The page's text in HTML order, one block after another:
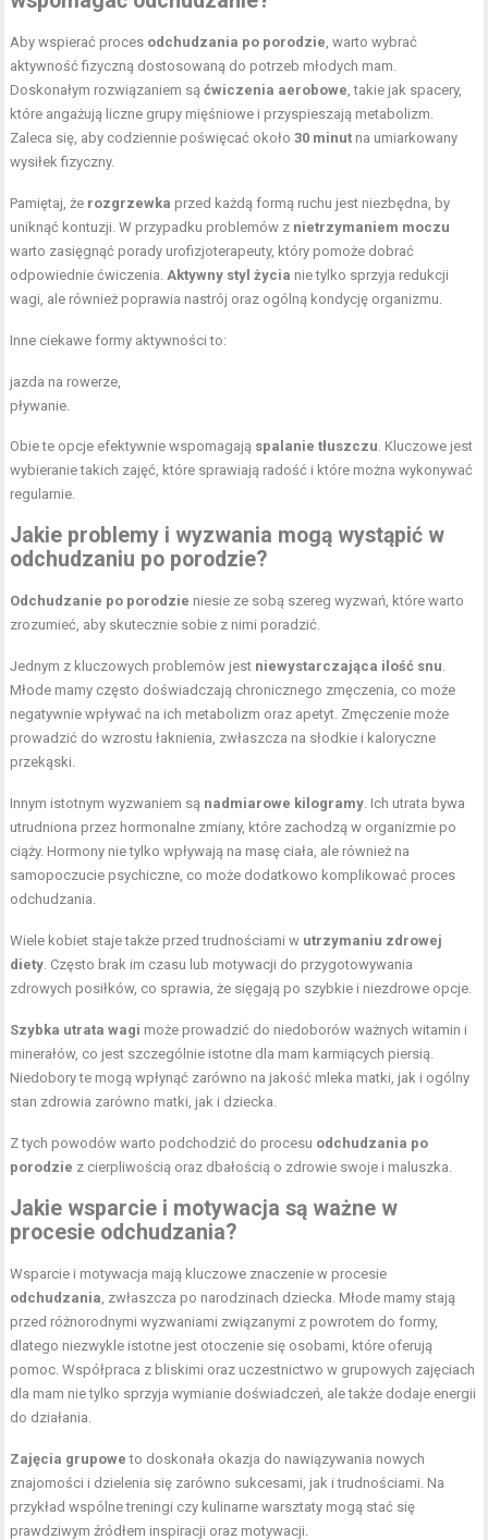
Aby wspierać proces odchudzania po porodzie, warto wybrać
aktywność fizyczną dostosowaną do potrzeb młodych mam.
Doskonałym rozwiązaniem sąćwiczenia aerobowe, takie jak spacery,
które angażują liczne grupy mięśniowe i przyspieszają metabolizm.
Zaleca się, aby codziennie poświęcać około30 minut na umiarkowany
wysiłek fizyczny.
Pamiętaj, że rozgrzewka przed każdą formą ruchu jest niezbędna, by
uniknąć kontuzji. W przypadku problemów z nietrzymaniem moczu
warto zasięgnąć porady urofizjoterapeuty, który pomoże dobrać
odpowiednie ćwiczenia.Aktywny styl życia nie tylko sprzyja redukcji
wagi, ale również poprawia nastrój oraz ogólną kondycję organizmu.
Inne ciekawe formy aktywności to:
jazda na rowerze,
pływanie.
Obie te opcje efektywnie wspomagają spalanie tłuszczu. Kluczowe jest
wybieranie takich zajęć, które sprawiają radość i które można wykonywać
regularnie.
Jakie problemy i wyzwania mogą wystąpić w
odchudzaniu po porodzie?
Odchudzanie po porodzie niesie ze sobą szereg wyzwań, które warto
zrozumieć, aby skutecznie sobie z nimi poradzić.
Jednym z kluczowych problemów jest niewystarczająca ilość snu.
Młode mamy często doświadczają chronicznego zmęczenia, co może
negatywnie wpływać na ich metabolizm oraz apetyt. Zmęczenie może
prowadzić do wzrostu łaknienia, zwłaszcza na słodkie i kaloryczne
przekąski.
Innym istotnym wyzwaniem są nadmiarowe kilogramy. Ich utrata bywa
utrudniona przez hormonalne zmiany, które zachodzą w organizmie po
ciąży. Hormony nie tylko wpływają na masę ciała, ale również na
samopoczucie psychiczne, co może dodatkowo komplikować proces
odchudzania.
Wiele kobiet staje także przed trudnościami w utrzymaniu zdrowej
diety. Często brak im czasu lub motywacji do przygotowywania
zdrowych posiłków, co sprawia, że sięgają po szybkie i niezdrowe opcje.
Szybka utrata wagi może prowadzić do niedoborów ważnych witamin i
minerałów, co jest szczególnie istotne dla mam karmiących piersią.
Niedobory te mogą wpłynąć zarówno na jakość mleka matki, jak i ogólny
stan zdrowia zarówno matki, jak i dziecka.
Z tych powodów warto podchodzić do procesu odchudzania po
porodzie z cierpliwością oraz dbałością o zdrowie swoje i maluszka.
Jakie wsparcie i motywacja są ważne w
procesie odchudzania?
Wsparcie i motywacja mają kluczowe znaczenie w procesie
odchudzania, zwłaszcza po narodzinach dziecka. Młode mamy stają
przed różnorodnymi wyzwaniami związanymi z powrotem do formy,
dlatego niezwykle istotne jest otoczenie się osobami, które oferują
pomoc. Współpraca z bliskimi oraz uczestnictwo w grupowych zajęciach
dla mam nie tylko sprzyja wymianie doświadczeń, ale także dodaje energii
do działania.
Zajęcia grupowe to doskonała okazja do nawiązywania nowych
znajomości i dzielenia się zarówno sukcesami, jak i trudnościami. Na
przykład wspólne treningi czy kulinarne warsztaty mogą stać się
prawdziwym źródłem inspiracji oraz motywacji.